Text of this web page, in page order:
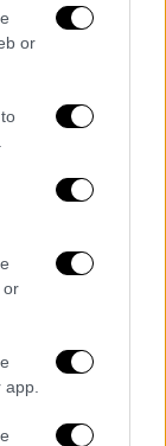
or
or
covid».
είχε
από την
τεστ,
μετά τον
την